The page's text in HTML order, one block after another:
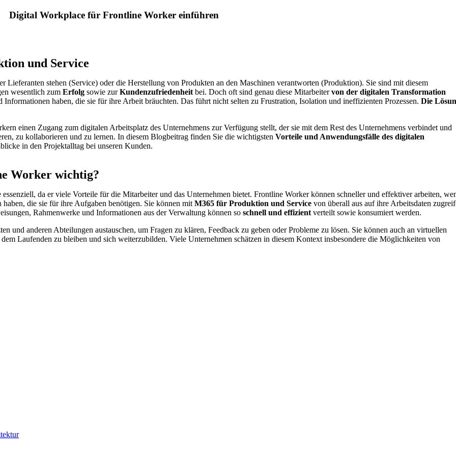
Digital Workplace für Frontline Worker einführen
und Service
stehen (Service) oder die Herstellung von Produkten an den Maschinen verantworten (Produktion). Sie sind mit diesem
wesentlich zumErfolg sowie zurKundenzufriedenheitbei. Doch oft sind genau diese Mitarbeitervon der digitalen Transformation
haben, die sie für ihre Arbeit bräuchten. Das führt nicht selten zu Frustration, Isolation und ineffizienten Prozessen.Die
einen Zugang zum digitalen Arbeitsplatz des Unternehmens zur Verfügung stellt, der sie mit dem Rest des Unternehmens verbindet und
zu kollaborieren und zu lernen. In diesem Blogbeitrag finden Sie die wichtigstenVorteile und Anwendungsfälle des digitalen
in den Projektalltag bei unseren Kunden.
Worker wichtig?
da er viele Vorteile für die Mitarbeiter und das Unternehmen bietet. Frontline Worker können schneller und effektiver arbeiten,
die sie für ihre Aufgaben benötigen. Sie können mitM365 für Produktion und Service von überall aus auf ihre Arbeitsdaten
Rahmenwerke und Informationen aus der Verwaltung können soschnell und effizientverteilt sowie konsumiert werden.
und anderen Abteilungen austauschen, um Fragen zu klären, Feedback zu geben oder Probleme zu lösen. Sie können auch an virtuellen
Laufenden zu bleiben und sich weiterzubilden. Viele Unternehmen schätzen in diesem Kontext insbesondere die Möglichkeiten von